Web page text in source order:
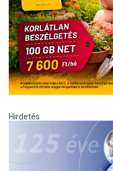
Hirdetés